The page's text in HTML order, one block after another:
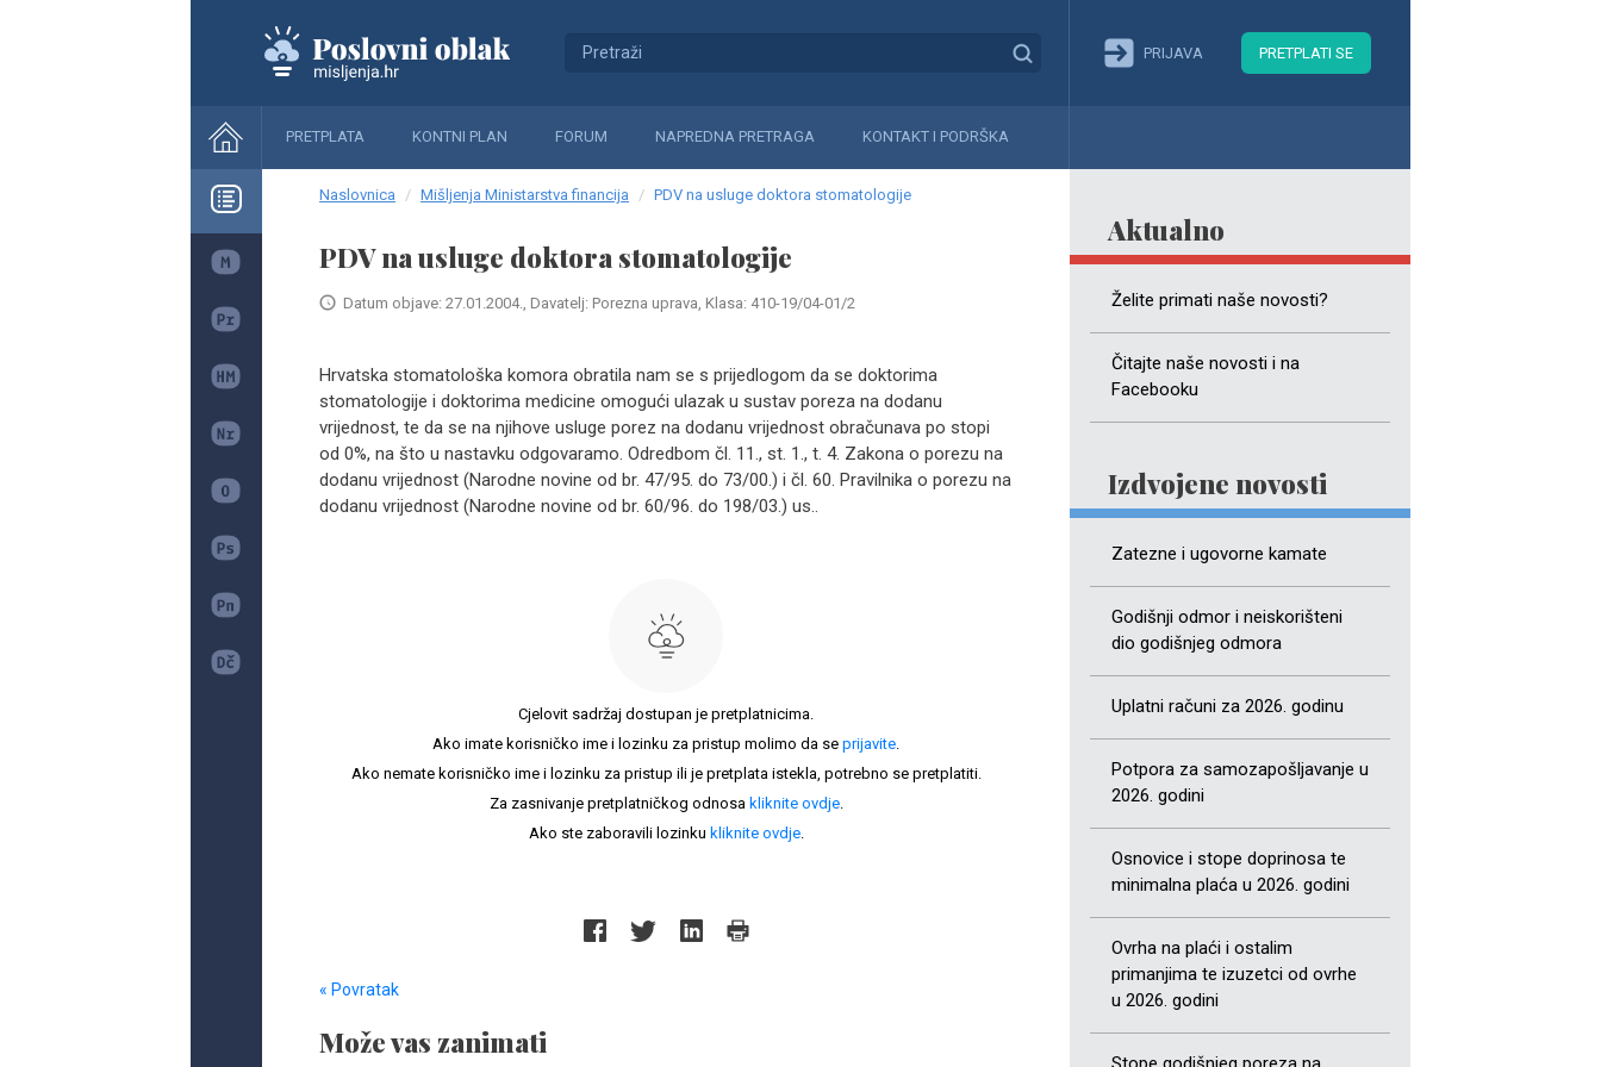
PRIJAVA PRETPLATI SE
PRETPLATA KONTNI PLAN FORUM NAPREDNA PRETRAGA KONTAKT I PODRŠKA
Aktualno
Želite primati naše novosti?
Čitajte naše novosti i na
Facebooku
Izdvojene novosti
Zatezne i ugovorne kamate
Godišnji odmor i neiskorišteni
dio godišnjeg odmora
Uplatni računi za 2026. godinu
Potpora za samozapošljavanje u
2026. godini
Osnovice i stope doprinosa te
minimalna plaća u 2026. godini
Ovrha na plaći i ostalim
primanjima te izuzetci od ovrhe
u 2026. godini
Naslovnica Mišljenja Ministarstva financija PDV na usluge doktora stomatologije
PDV na usluge doktora stomatologije
Datum objave: 27.01.2004., Davatelj: Porezna uprava, Klasa: 410-19/04-01/2
Hrvatska stomatološka komora obratila nam se s prijedlogom da se doktorima
stomatologije i doktorima medicine omogući ulazak u sustav poreza na dodanu
vrijednost, te da se na njihove usluge porez na dodanu vrijednost obračunava po stopi
od 0%, na što u nastavku odgovaramo. Odredbom čl. 11., st. 1., t. 4. Zakona o porezu na
dodanu vrijednost (Narodne novine od br. 47/95. do 73/00.) i čl. 60. Pravilnika o porezu na
dodanu vrijednost (Narodne novine od br. 60/96. do 198/03.) us..
Cjelovit sadržaj dostupan je pretplatnicima.
Ako imate korisničko ime i lozinku za pristup molimo da se prijavite.
Ako nemate korisničko ime i lozinku za pristup ili je pretplata istekla, potrebno se pretplatiti.
Za zasnivanje pretplatničkog odnosa kliknite ovdje.
Ako ste zaboravili lozinku kliknite ovdje.
« Povratak
Može vas zanimati